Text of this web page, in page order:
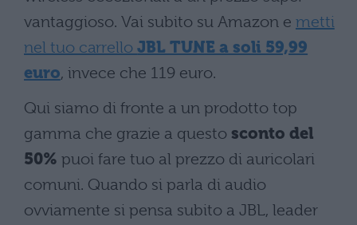
vantaggioso. Vai subito su Amazon e metti
nel tuo carrelloJBL TUNE a soli 59,99
euro, invece che 119 euro.
Qui siamo di fronte a un prodotto top
gamma che grazie a questo sconto del
50% puoi fare tuo al prezzo di auricolari
comuni. Quando si parla di audio
ovviamente si pensa subito a JBL, leader